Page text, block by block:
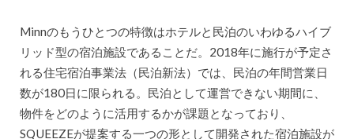
Minnのもうひとつの特徴はホテルと民泊のいわゆるハイブ
リッド型の宿泊施設であることだ。2018年に施行が予定さ
れる住宅宿泊事業法（民泊新法）では、民泊の年間営業日
数が180日に限られる。民泊として運営できない期間に、
物件をどのように活用するかが課題となっており、
SQUEEZEが提案する一つの形として開発された宿泊施設が